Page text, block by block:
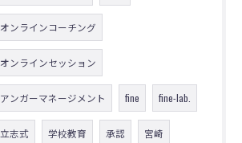
オンラインコーチング
オンラインセッション
アンガーマネージメント fine fine-lab.
立志式 学校教育 承認 宮崎